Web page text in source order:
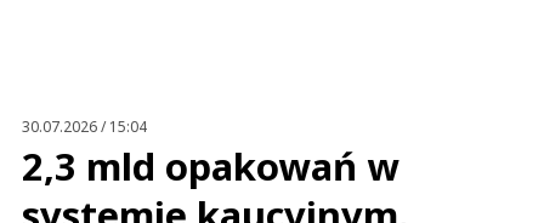
30.07.2026 / 15:04
2,3 mld opakowań w